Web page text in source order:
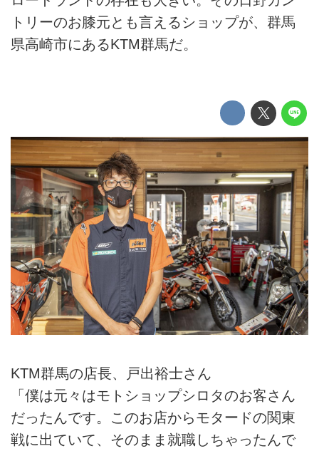
トリーのお膝元とも言えるショップが、群馬
県高崎市にあるKTM群馬だ。
KTM群馬の店長、戸出裕士さん
「僕は元々はモトショップシロタのお客さん
だったんです。このお店からモタードの関東
戦に出ていて、そのまま就職しちゃったんで